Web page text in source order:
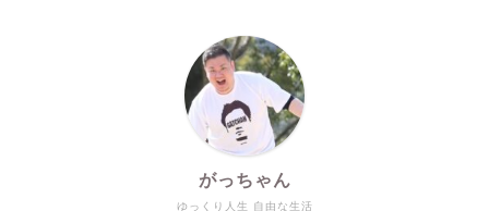
ゆっくり人生 自由な生活
がっちゃん